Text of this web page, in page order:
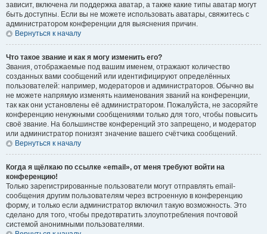
зависит, включена ли поддержка аватар, а также какие типы аватар могут
быть доступны. Если вы не можете использовать аватары, свяжитесь с
администратором конференции для выяснения причин.
Вернуться к началу
Что такое звание и как я могу изменить его?
Звания, отображаемые под вашим именем, отражают количество
созданных вами сообщений или идентифицируют определённых
пользователей: например, модераторов и администраторов. Обычно вы
не можете напрямую изменять наименования званий на конференции,
так как они установлены её администратором. Пожалуйста, не засоряйте
конференцию ненужными сообщениями только для того, чтобы повысить
своё звание. На большинстве конференций это запрещено, и модератор
или администратор понизят значение вашего счётчика сообщений.
Вернуться к началу
Когда я щёлкаю по ссылке «email», от меня требуют войти на
конференцию!
Только зарегистрированные пользователи могут отправлять email-
сообщения другим пользователям через встроенную в конференцию
форму, и только если администратор включил такую возможность. Это
сделано для того, чтобы предотвратить злоупотребления почтовой
системой анонимными пользователями.